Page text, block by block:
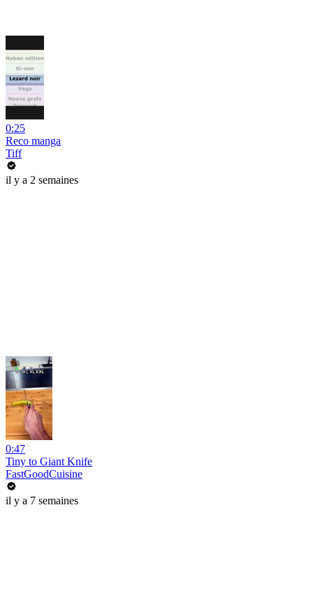
0:25
Reco manga
Tiff
il y a 2 semaines
0:47
Tiny to Giant Knife
FastGoodCuisine
il y a 7 semaines